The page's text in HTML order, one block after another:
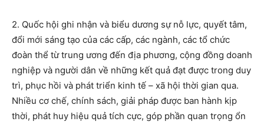
2. Quốc hội ghi nhận và biểu dương sự nỗ lực, quyết tâm,
đổi mới sáng tạo của các cấp, các ngành, các tổ chức
đoàn thể từ trung ương đến địa phương, cộng đồng doanh
nghiệp và người dân về những kết quả đạt được trong duy
trì, phục hồi và phát triển kinh tế – xã hội thời gian qua.
Nhiều cơ chế, chính sách, giải pháp được ban hành kịp
thời, phát huy hiệu quả tích cực, góp phần quan trọng ổn